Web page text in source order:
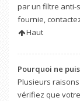
par un filtre anti-
fournie,
Haut
Pourquoi ne
Plusieurs
vérifiez que